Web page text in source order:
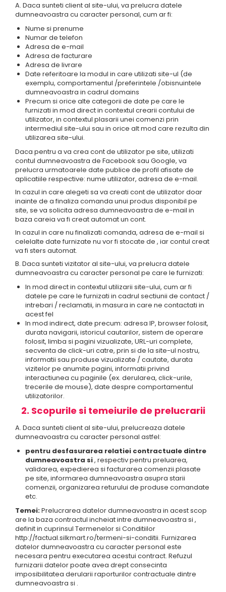
A. Daca sunteti client al site-ului, va prelucra datele
dumneavoastra cu caracter personal, cum ar fi:
Nume si prenume
Numar de telefon
Adresa de e-mail
Adresa de facturare
Adresa de livrare
Date referitoare la modul in care utilizati site-ul (de
exemplu, comportamentul /preferintele /obisnuintele
dumneavoastra in cadrul domains
Precum si orice alte categorii de date pe care le
furnizati in mod direct in contextul crearii contului de
utilizator, in contextul plasarii unei comenzi prin
intermediul site-ului sau in orice alt mod care rezulta din
utilizarea site-ului.
Daca pentru a va crea cont de utilizator pe site, utilizati
contul dumneavoastra de Facebook sau Google, va
prelucra urmatoarele date publice de profil afisate de
aplicatiile respective: nume utilizator, adresa de e-mail.
In cazul in care alegeti sa va creati cont de utilizator doar
inainte de a finaliza comanda unui produs disponibil pe
site, se va solicita adresa dumneavoastra de e-mail in
baza careia va fi creat automat un cont.
In cazul in care nu finalizati comanda, adresa de e-mail si
celelalte date furnizate nu vor fi stocate de , iar contul creat
va fi sters automat.
B. Daca sunteti vizitator al site-ului, va prelucra datele
dumneavoastra cu caracter personal pe care le furnizati:
In mod direct in contextul utilizarii site-ului, cum ar fi
datele pe care le furnizati in cadrul sectiunii de contact /
intrebari / reclamatii, in masura in care ne contactati in
acest fel
In mod indirect, date precum: adresa IP, browser folosit,
durata navigarii, istoricul cautarilor, sistem de operare
folosit, limba si pagini vizualizate, URL-uri complete,
secventa de click-uri catre, prin si de la site-ul nostru,
informatii sau produse vizualizate / cautate, durata
vizitelor pe anumite pagini, informatii privind
interactiunea cu paginile (ex. derularea, click-urile,
trecerile de mouse), date despre comportamentul
utilizatorilor.
2. Scopurile si temeiurile de prelucrarii
A. Daca sunteti client al site-ului, prelucreaza datele
dumneavoastra cu caracter personal astfel:
pentru desfasurarea relatiei contractuale dintre
dumneavoastra si, respectiv pentru preluarea,
validarea, expedierea si facturarea comenzii plasate
pe site, informarea dumneavoastra asupra starii
comenzii, organizarea returului de produse comandate
etc.
Temei:Prelucrarea datelor dumneavoastra in acest scop
are la baza contractul incheiat intre dumneavoastra si ,
definit in cuprinsul Termenelor si Conditiilor
http://factual.silkmart.ro/termeni-si-conditii. Furnizarea
datelor dumneavoastra cu caracter personal este
necesara pentru executarea acestui contract. Refuzul
furnizarii datelor poate avea drept consecinta
imposibilitatea derularii raporturilor contractuale dintre
dumneavoastra si .